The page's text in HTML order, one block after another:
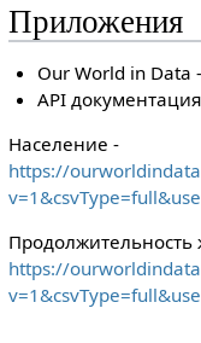
Приложения
Our World in Data -
API
Население -
https://
Продолжительность
https://